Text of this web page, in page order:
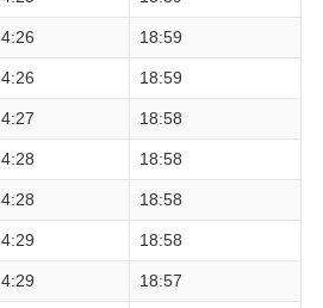
4:26 18:59
4:26 18:59
4:27 18:58
4:28 18:58
4:28 18:58
4:29 18:58
4:29 18:57